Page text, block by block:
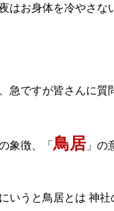
はお身体を冷やさな
急ですが皆さんに質
象徴、「鳥居」の
いうと鳥居とは 神